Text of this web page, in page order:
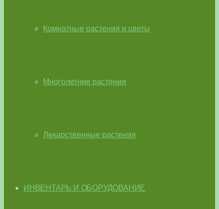
Комнатные растения и цветы
Многолетние растения
Лекарственные растения
ИНВЕНТАРЬ И ОБОРУДОВАНИЕ